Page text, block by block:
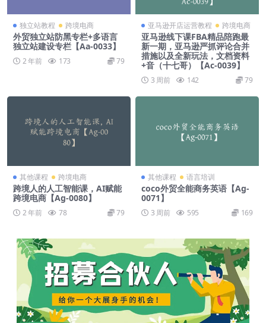
独立站教程 跨境电商
外贸独立站防黑专栏+多语言
独立站建设专栏【Aa-0033】
2 年前 173 79
亚马逊开店运营教程 跨境电商
亚马逊线下课FBA精品陪跑最
新一期，亚马逊严抓评论合并
措施以及全新玩法，文档资料
+音（十七哥）【Ac-0039】
3 周前 142 79
其他课程 跨境电商
跨境人的人工智能课，AI赋能
跨境电商【Ag-0080】
2 年前 78 79
其他课程 语言培训
coco外贸全能商务英语【Ag-
0071】
3 周前 595 169